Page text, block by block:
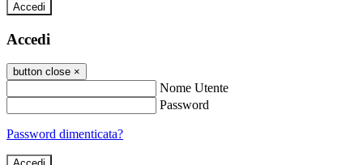
Accedi
Accedi
button close ×
Nome Utente
Password
Password dimenticata?